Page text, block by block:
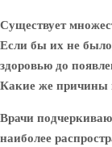
Существует
Если бы их не
здоровью до
Какие же причины
Врачи
наиболее